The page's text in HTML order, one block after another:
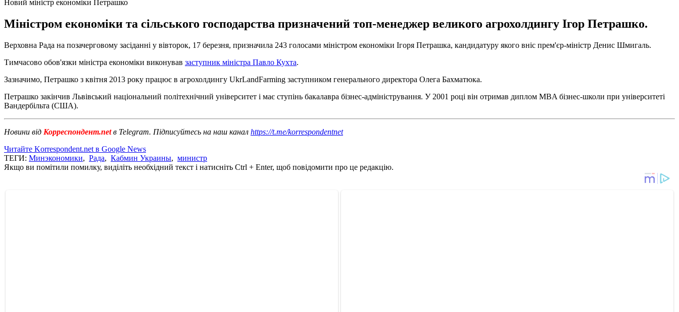
Новий міністр економіки Петрашко
Міністром економіки та сільського господарства призначений топ-менеджер великого агрохолдингу Ігор Петрашко.
Верховна Рада на позачерговому засіданні у вівторок, 17 березня, призначила 243 голосами міністром економіки Ігоря Петрашка, кандидатуру якого вніс прем'єр-міністр Денис Шмигаль.
Тимчасово обов'язки міністра економіки виконував заступник міністра Павло Кухта.
Зазначимо, Петрашко з квітня 2013 року працює в агрохолдингу UkrLandFarming заступником генерального директора Олега Бахматюка.
Петрашко закінчив Львівський національний політехнічний університет і має ступінь бакалавра бізнес-адміністрування. У 2001 році він отримав диплом MBA бізнес-школи при університеті
Вандербільта (США).
Новини від Корреспондент.netв Telegram. Підписуйтесь на наш канал https://t.me/korrespondentnet
Читайте Korrespondent.net в Google News
ТЕГИ: Минэкономики, Рада, Кабмин Украины, министр
Якщо ви помітили помилку, виділіть необхідний текст і натисніть Ctrl + Enter, щоб повідомити про це редакцію.